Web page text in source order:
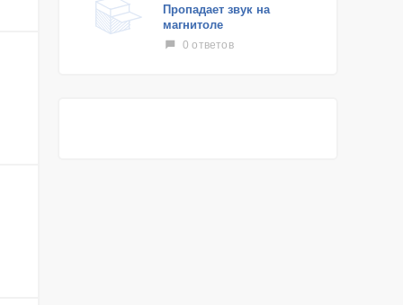
Пропадает звук на
магнитоле
0 ответов